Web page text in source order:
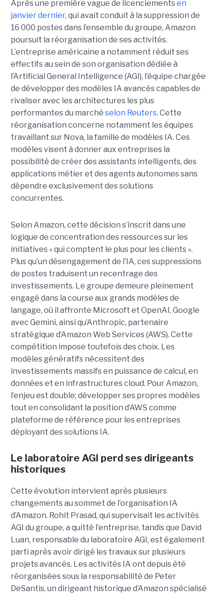
Après une première vague de licenciementsen
janvier dernier, qui avait conduit à la suppression de
16 000 postes dans l’ensemble du groupe, Amazon
poursuit la réorganisation de ses activités.
L’entreprise américaine a notamment réduit ses
effectifs au sein de son organisation dédiée à
l’Artificial General Intelligence (AGI), l’équipe chargée
de développer des modèles IA avancés capables de
rivaliser avec les architectures les plus
performantes du marché selon Reuters. Cette
réorganisation concerne notamment les équipes
travaillant sur Nova, la famille de modèles IA. Ces
modèles visent à donner aux entreprises la
possibilité de créer des assistants intelligents, des
applications métier et des agents autonomes sans
dépendre exclusivement des solutions
concurrentes.
Selon Amazon, cette décision s’inscrit dans une
logique de concentration des ressources sur les
initiatives « qui comptent le plus pour les clients ».
Plus qu’un désengagement de l’IA, ces suppressions
de postes traduisent un recentrage des
investissements. Le groupe demeure pleinement
engagé dans la course aux grands modèles de
langage, où il affronte Microsoft et OpenAI, Google
avec Gemini, ainsi qu’Anthropic, partenaire
stratégique d’Amazon Web Services (AWS). Cette
compétition impose toutefois des choix. Les
modèles génératifs nécessitent des
investissements massifs en puissance de calcul, en
données et en infrastructures cloud. Pour Amazon,
l’enjeu est double; développer ses propres modèles
tout en consolidant la position d’AWS comme
plateforme de référence pour les entreprises
déployant des solutions IA.
Le laboratoire AGI perd ses dirigeants
historiques
Cette évolution intervient après plusieurs
changements au sommet de l’organisation IA
d’Amazon. Rohit Prasad, qui supervisait les activités
AGI du groupe, a quitté l’entreprise, tandis que David
Luan, responsable du laboratoire AGI, est également
parti après avoir dirigé les travaux sur plusieurs
projets avancés. Les activités IA ont depuis été
réorganisées sous la responsabilité de Peter
DeSantis, un dirigeant historique d’Amazon spécialisé